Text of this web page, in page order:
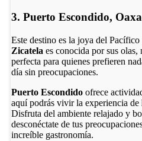
3. Puerto Escondido,
Este destino es la joya del Pacífico
Zicatela es conocida por sus olas,
perfecta para quienes prefieren
día sin preocupaciones.
Puerto Escondidoofrece
aquí podrás vivir la experiencia de
Disfruta del ambiente relajado y
desconéctate de tus
increíble gastronomía.